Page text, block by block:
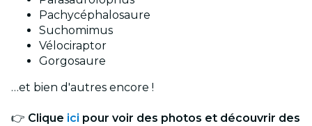
Pachycéphalosaure
Suchomimus
Vélociraptor
Gorgosaure
…et bien d'autres encore !
👉 Clique ici pour voir des photos et découvrir des